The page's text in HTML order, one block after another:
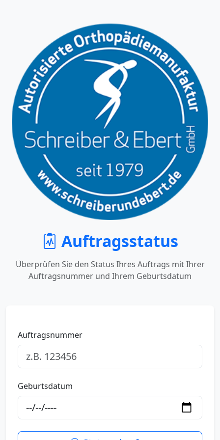
Auftragsstatus
Überprüfen Sie den Status Ihres Auftrags mit Ihrer
Auftragsnummer und Ihrem Geburtsdatum
Auftragsnummer
Geburtsdatum